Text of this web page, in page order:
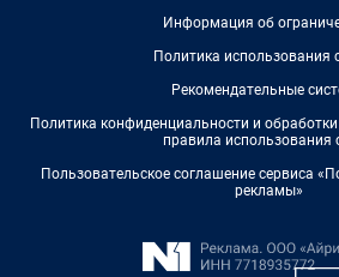
Информация об
Политика использования
Рекомендательные
Политика конфиденциальности и
правила использования
Пользовательское соглашение сервиса
рекламы»